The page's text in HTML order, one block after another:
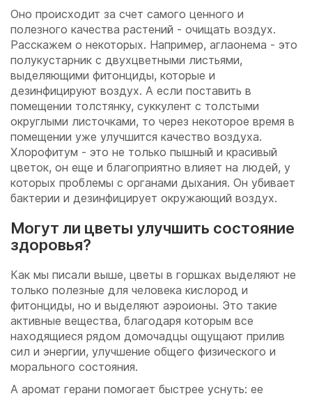
Оно происходит за счет самого ценного и
полезного качества растений - очищать воздух.
Расскажем о некоторых. Например, аглаонема - это
полукустарник с двухцветными листьями,
выделяющими фитонциды, которые и
дезинфицируют воздух. А если поставить в
помещении толстянку, суккулент с толстыми
округлыми листочками, то через некоторое время в
помещении уже улучшится качество воздуха.
Хлорофитум - это не только пышный и красивый
цветок, он еще и благоприятно влияет на людей, у
которых проблемы с органами дыхания. Он убивает
бактерии и дезинфицирует окружающий воздух.
Могут ли цветы улучшить состояние
здоровья?
Как мы писали выше, цветы в горшках выделяют не
только полезные для человека кислород и
фитонциды, но и выделяют аэроионы. Это такие
активные вещества, благодаря которым все
находящиеся рядом домочадцы ощущают прилив
сил и энергии, улучшение общего физического и
морального состояния.
А аромат герани помогает быстрее уснуть: ее